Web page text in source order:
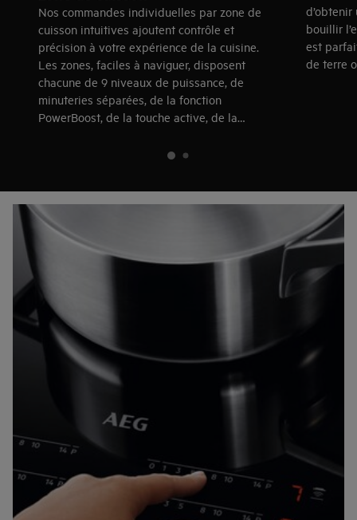
Nos commandes individuelles par zone de
cuisson intuitives ajoutent contrôle et
précision à votre expérience de la cuisine.
Les zones, faciles à naviguer, disposent
chacune de 9 niveaux de puissance, de
minuteries séparées, de la fonction
PowerBoost, de la touche active, de la
bouillir
est
de terre